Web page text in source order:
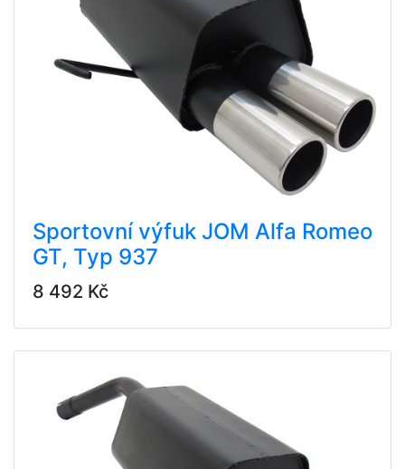
Sportovní výfuk JOM Alfa Romeo
GT, Typ 937
8 492 Kč